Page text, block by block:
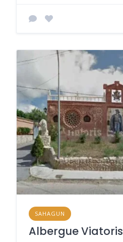
SAHAGUN
Albergue Viatoris